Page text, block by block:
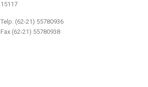
15117
Telp. (62-21) 55780936
Fax (62-21) 55780938